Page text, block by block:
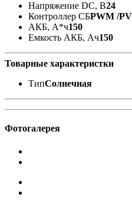
Напряжение DC, В24
Контроллер СБPWM /
АКБ, А*ч150
Емкость АКБ, Ач150
Товарные характеристки
ТипСолнечная
Фотогалерея